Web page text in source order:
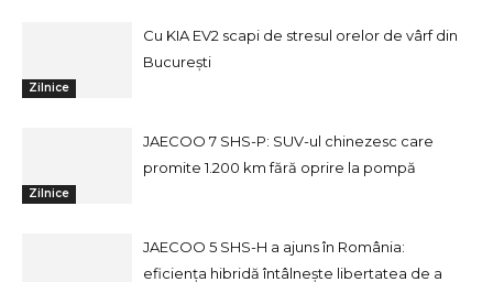
Zilnice
Cu KIA EV2 scapi de stresul orelor de vârf din
București
Zilnice
JAECOO 7 SHS-P: SUV-ul chinezesc care
promite 1.200 km fără oprire la pompă
JAECOO 5 SHS-H a ajuns în România:
eficiența hibridă întâlnește libertatea de a